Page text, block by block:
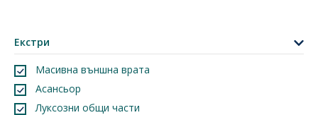
Екстри
Масивна външна врата
Асансьор
Луксозни общи части